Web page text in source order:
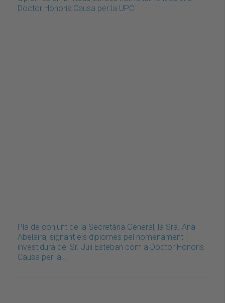
Doctor Honoris Causa per la UPC
Pla de conjunt de la Secretària General, la Sra. Ana
Abelaira, signant els diplomes pel nomenament i
investidura del Sr. Juli Esteban com a Doctor Honoris
Causa per la…